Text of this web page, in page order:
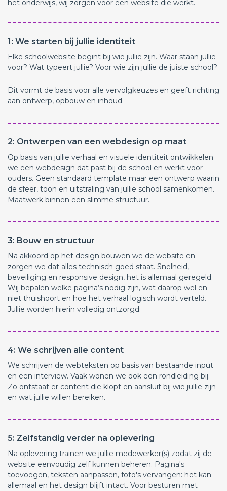
het onderwijs, wij zorgen voor een website die werkt.
1: We starten bij jullie identiteit
Elke schoolwebsite begint bij wie jullie zijn. Waar staan jullie
voor? Wat typeert jullie? Voor wie zijn jullie de juiste school?
Dit vormt de basis voor alle vervolgkeuzes en geeft richting
aan ontwerp, opbouw en inhoud.
2: Ontwerpen van een webdesign op maat
Op basis van jullie verhaal en visuele identiteit ontwikkelen
we een webdesign dat past bij de school en werkt voor
ouders. Geen standaard template maar een ontwerp waarin
de sfeer, toon en uitstraling van jullie school samenkomen.
Maatwerk binnen een slimme structuur.
3: Bouw en structuur
Na akkoord op het design bouwen we de website en
zorgen we dat alles technisch goed staat. Snelheid,
beveiliging en responsive design, het is allemaal geregeld.
Wij bepalen welke pagina’s nodig zijn, wat daarop wel en
niet thuishoort en hoe het verhaal logisch wordt verteld.
Jullie worden hierin volledig ontzorgd.
4: We schrijven alle content
We schrijven de webteksten op basis van bestaande input
en een interview. Vaak wonen we ook een rondleiding bij.
Zo ontstaat er content die klopt en aansluit bij wie jullie zijn
en wat jullie willen bereiken.
5: Zelfstandig verder na oplevering
Na oplevering trainen we jullie medewerker(s) zodat zij de
website eenvoudig zelf kunnen beheren. Pagina's
toevoegen, teksten aanpassen, foto's vervangen: het kan
allemaal en het design blijft intact. Voor besturen met